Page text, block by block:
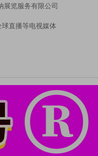
展览服务有限公司
直播等电视媒体